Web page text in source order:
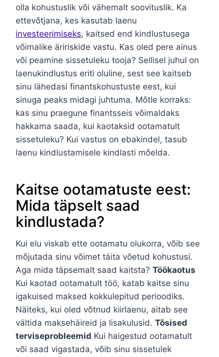
olla kohustuslik või vähemalt soovituslik. Ka
ettevõtjana, kes kasutab laenu
investeerimiseks, kaitsed end kindlustusega
võimalike äririskide vastu. Kas oled pere ainus
või peamine sissetuleku tooja? Sellisel juhul on
laenukindlustus eriti oluline, sest see kaitseb
sinu lähedasi finantskohustuste eest, kui
sinuga peaks midagi juhtuma. Mõtle korraks:
kas sinu praegune finantsseis võimaldaks
hakkama saada, kui kaotaksid ootamatult
sissetuleku? Kui vastus on ebakindel, tasub
laenu kindlustamisele kindlasti mõelda.
Kaitse ootamatuste eest:
Mida täpselt saad
kindlustada?
Kui elu viskab ette ootamatu olukorra, võib see
mõjutada sinu võimet täita võetud kohustusi.
Aga mida täpsemalt saad kaitsta? Töökaotus
Kui kaotad ootamatult töö, katab kaitse sinu
igakuised maksed kokkulepitud perioodiks.
Näiteks, kui oled võtnud kiirlaenu, aitab see
vältida maksehäireid ja lisakulusid. Tõsised
terviseprobleemid Kui haigestud ootamatult
või saad vigastada, võib sinu sissetulek